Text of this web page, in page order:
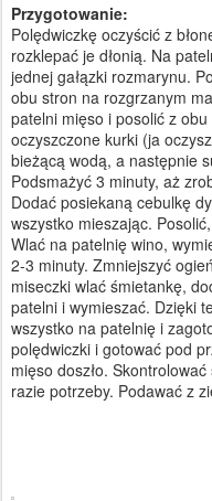
Przygotowanie:
Polędwiczkę oczyścić z
rozklepać je dłonią. Na
jednej gałązki rozmarynu.
obu stron na rozgrzanym
patelni mięso i posolić z
oczyszczone kurki (ja
bieżącą wodą, a następnie
Podsmażyć 3 minuty, aż
Dodać posiekaną cebulkę
wszystko mieszając.
Wlać na patelnię wino,
2-3 minuty. Zmniejszyć
miseczki wlać śmietankę,
patelni i wymieszać. Dzięki
wszystko na patelnię i
polędwiczki i gotować pod
mięso doszło.
razie potrzeby. Podawać z